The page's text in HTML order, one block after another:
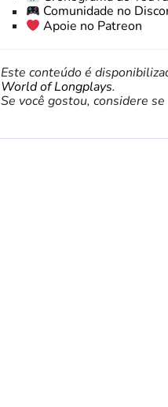
Comunidade no
Apoie no Patreon
Este conteúdo é
World of Longplays.
Se você gostou, considere